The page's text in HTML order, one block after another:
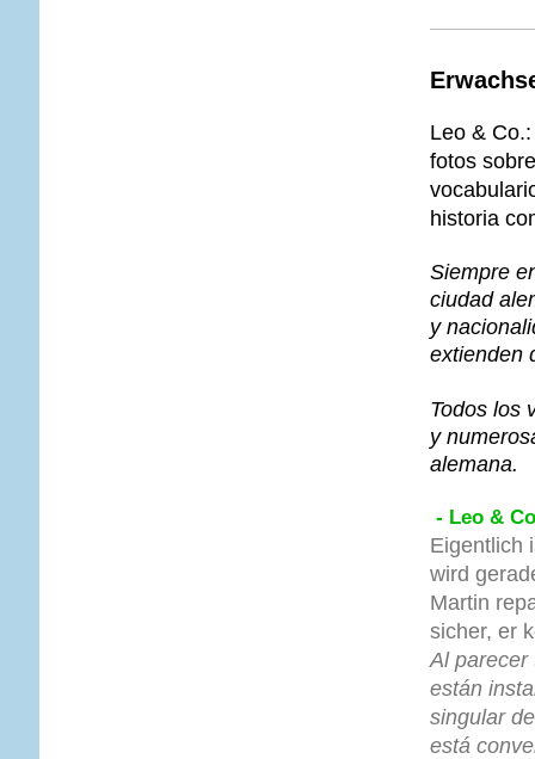
Leo &
fotos
historia
Siempre
ciudad
y
extienden
Todos los
y
alemana.
- Leo &
Eigentlich
wird
Martin
sicher, er
Al parecer
están
singular
está